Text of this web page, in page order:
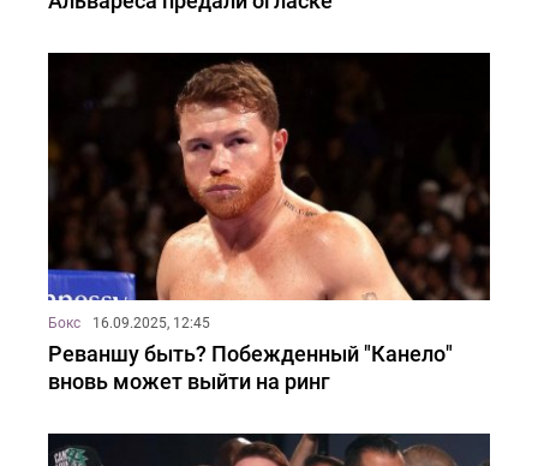
Бокс 16.09.2025, 12:45
Реваншу быть? Побежденный "Канело"
вновь может выйти на ринг